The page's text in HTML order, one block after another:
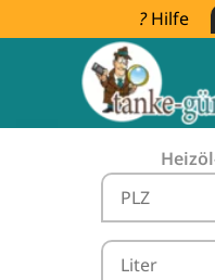
Hilfe
Heizölpreise
vergleichen &